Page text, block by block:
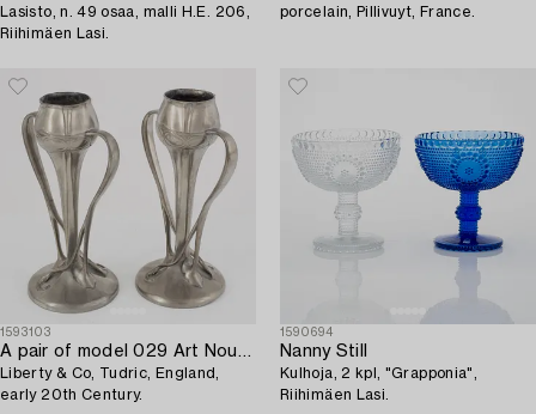
Lasisto, n. 49 osaa, malli H.E. 206,
Riihimäen Lasi.
porcelain, Pillivuyt, France.
1593103
A pair of model 029 Art Nouveau pewter vases,
Liberty & Co, Tudric, England,
early 20th Century.
1590694
Nanny Still
Kulhoja, 2 kpl, "Grapponia",
Riihimäen Lasi.